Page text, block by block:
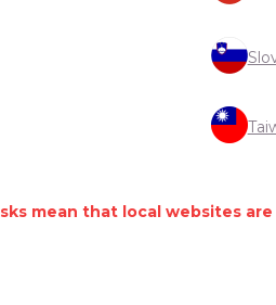
mean that local websites